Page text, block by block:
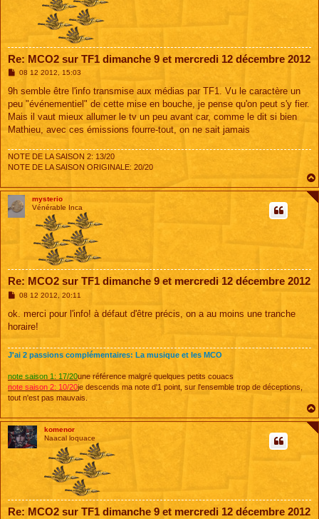
Re: MCO2 sur TF1 dimanche 9 et mercredi 12 décembre 2012
M
s
a
g
08 12 2012, 15:03
9h semble être l'info transmise aux médias par TF1. Vu le caractère un
peu "événementiel" de cette mise en bouche, je pense qu'on peut s'y fier.
Mais il vaut mieux allumer le tv un peu avant car, comme le dit si bien
Mathieu, avec ces émissions fourre-tout, on ne sait jamais
NOTE DE LA SAISON 2: 13/20
NOTE DE LA SAISON ORIGINALE: 20/20
mysterio
Vénérable Inca
Re: MCO2 sur TF1 dimanche 9 et mercredi 12 décembre 2012
M
s
a
08 12 2012, 20:11
ok. merci pour l'info! à défaut d'être précis, on a au moins une tranche
horaire!
J'ai 2 passions complémentaires: La musique et les MCO
note saison 1: 17/20une référence malgré quelques petits couacs
note saison 2: 10/20je descends ma note d'1 point, sur l'ensemble trop de déceptions,
tout n'est pas mauvais.
komenor
Naacal loquace
Re: MCO2 sur TF1 dimanche 9 et mercredi 12 décembre 2012